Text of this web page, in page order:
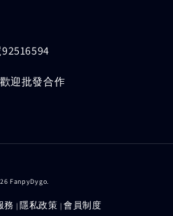
歡迎批發合作
FanpyDygo.
務 | 隱私政策 | 會員制度